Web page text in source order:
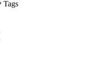
Tags